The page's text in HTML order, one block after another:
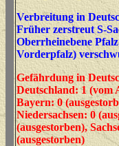
Verbreitung in
Früher zerstreut S-
Oberrheinebene
Vorderpfalz)
Gefährdung in
Deutschland: 1 (vom
Bayern: 0
Niedersachsen: 0
(ausgestorben),
(ausgestorben)